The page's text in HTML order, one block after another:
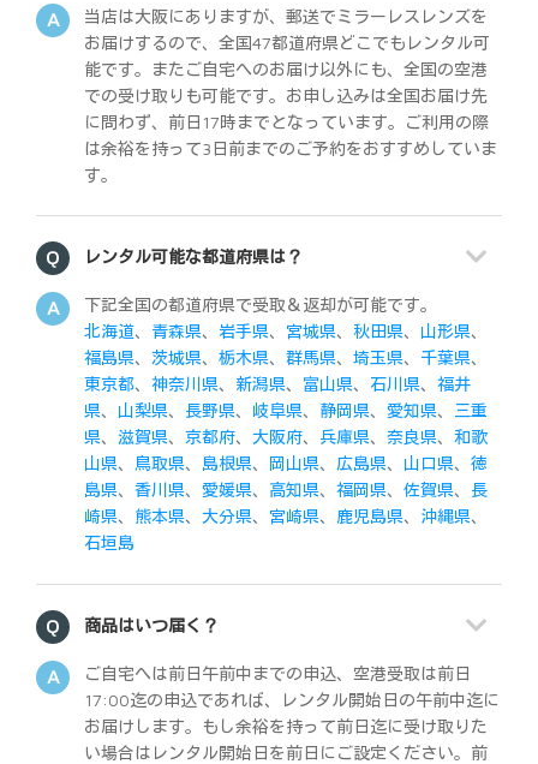
当店は大阪にありますが、郵送でミラーレスレンズを
お届けするので、全国47都道府県どこでもレンタル可
能です。またご自宅へのお届け以外にも、全国の空港
での受け取りも可能です。お申し込みは全国お届け先
に問わず、前日17時までとなっています。ご利用の際
は余裕を持って3日前までのご予約をおすすめしていま
す。
レンタル可能な都道府県は？
下記全国の都道府県で受取＆返却が可能です。
北海道、 青森県、 岩手県、 宮城県、 秋田県、 山形県、
福島県、 茨城県、 栃木県、 群馬県、 埼玉県、 千葉県、
東京都、 神奈川県、 新潟県、 富山県、 石川県、 福井
県、 山梨県、 長野県、 岐阜県、 静岡県、 愛知県、
三重
県、 滋賀県、 京都府、 大阪府、 兵庫県、 奈良県、 和歌
山県、 鳥取県、 島根県、 岡山県、 広島県、 山口県、 徳
島県、 香川県、 愛媛県、 高知県、 福岡県、 佐賀県、 長
崎県、 熊本県、 大分県、 宮崎県、 鹿児島県、 沖縄県、
石垣島
商品はいつ届く？
ご自宅へは前日午前中までの申込、空港受取は前日
17:00迄の申込であれば、レンタル開始日の午前中迄に
お届けします。もし余裕を持って前日迄に受け取りた
い場合はレンタル開始日を前日にご設定ください。前